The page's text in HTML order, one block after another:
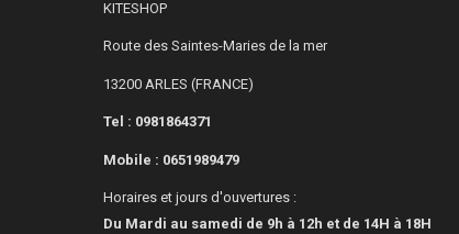
KITESHOP
Route des Saintes-Maries de la mer
13200 ARLES (FRANCE)
Tel : 0981864371
Mobile : 0651989479
Horaires et jours d'ouvertures :
Du Mardi au samedi de 9h à 12h et de 14H à 18H